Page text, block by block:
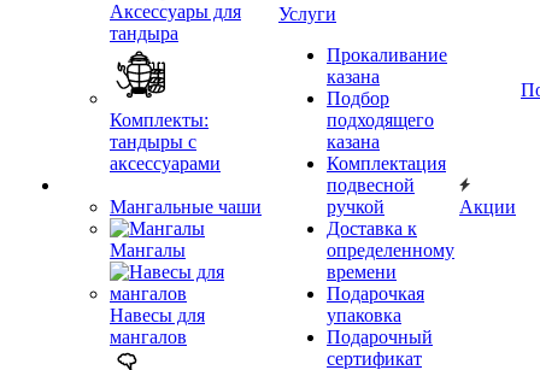
Аксессуары для
тандыра
Комплекты:
тандыры с
аксессуарами
Мангальные чаши
Мангалы
Навесы для
мангалов
Услуги
Прокаливание
казана
Подбор
подходящего
казана
Комплектация
подвесной
ручкой
Доставка к
определенному
времени
Подарочкая
упаковка
Подарочный
сертификат
Акции